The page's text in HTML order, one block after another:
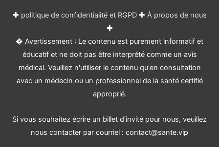
✚ politique de confidentialité et RGPD✚ À propos de nous
✚
� Avertissement : Le contenu est purement informatif et
éducatif et ne doit pas être interprété comme un avis
médical. Veuillez n'utiliser le contenu qu'en consultation
avec un médecin ou un professionnel de la santé certifié
approprié.
Si vous souhaitez écrire un billet d'invité pour nous, veuillez
nous contacter par courriel : contact@sante.vip